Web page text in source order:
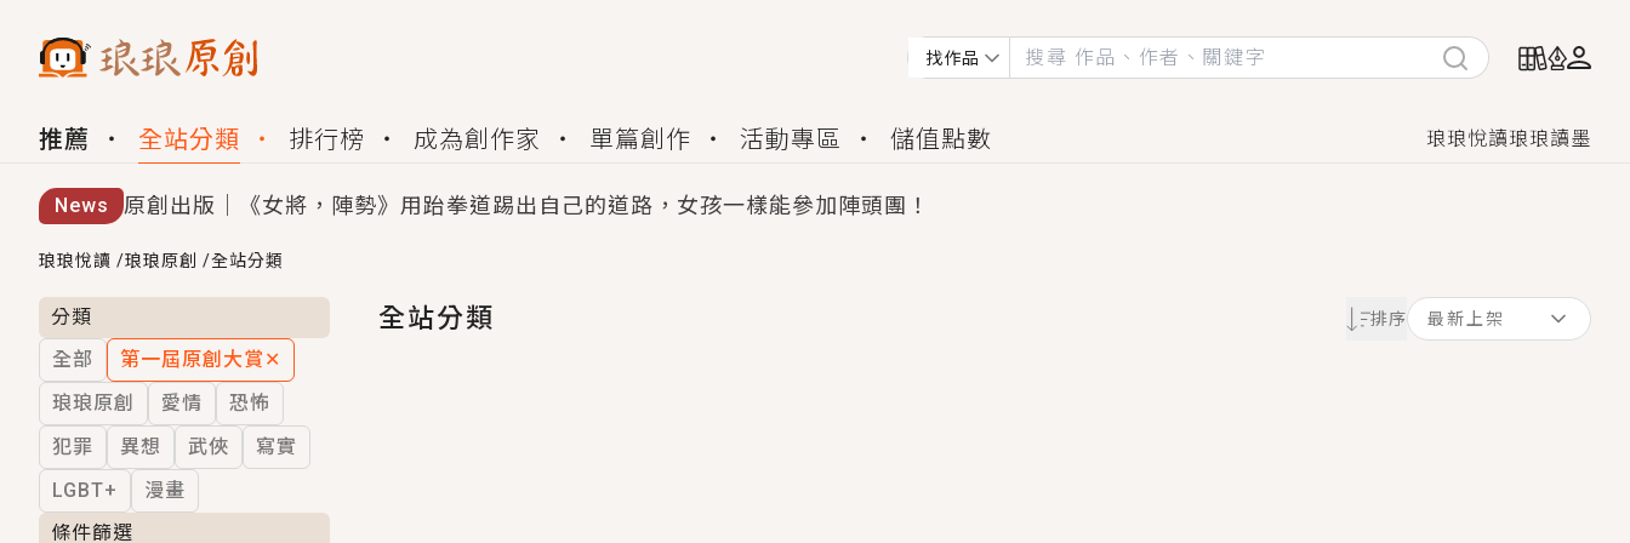
找作品
推薦 全站分類 排行榜 成為創作家 單篇創作 活動專區 儲值點數 琅琅悅讀琅琅讀墨
News 原創出版｜《女將，陣勢》用跆拳道踢出自己的道路，女孩一樣能參加陣頭團！
創,作家招募｜華文小說創作首選！有機會獲得豐富廣宣資源、專屬服務與獨享福利！
小編心動書單｜《離婚你提的，二婚嫁大佬，你哭什麼？》追妻火葬場！前夫失憶移情別戀，她頭也不回找新歡，他居然還後悔了？
GL｜《夏日與檸檬與重疊世界》炎熱的夏日、檸檬的香氣、互相愛慕的兩位少女，今夏最推純愛GL漫畫！
BL｜《費洛蒙中毒》救命！特殊費洛蒙體質世界觀，無法抗拒的吸引力，已中毒Σ>―(〃°ω°〃)♡→
OMG你嚇到我了｜《陰陽鬼店》上班族買了房子模型，但現實中買下的竟是屬於他的停屍櫃？！
言情｜《國語推行員》每個人心中都有一個連自己也無法改變的永恆， 他的一生將不由自主追逐著她……
琅琅悅讀 /琅琅原創 /全站分類
分類
全部
第一屆原創大賞 ✕
琅琅原創
愛情
恐怖
犯罪
異想 武俠
寫實
LGBT+
漫畫
條件篩選
全站分類 排序 最新上架